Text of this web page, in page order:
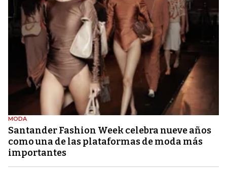
MODA
Santander Fashion Week celebra nueve años
como una de las plataformas de moda más
importantes